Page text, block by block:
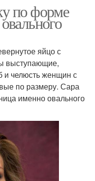
по форме
яйцо с
выступающие,
и челюсть женщин с
по размеру. Сара
именно овального